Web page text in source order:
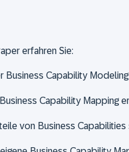
erfahren Sie:
Business Capability
Capability Mapping
von Business Capabilities